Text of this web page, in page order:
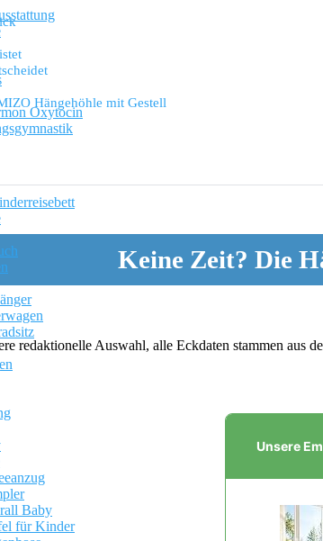
Oxytocin
Baby
für Kinder
Hängehöhle mit Gestell
Keine Zeit? Die
redaktionelle Auswahl, alle Eckdaten stammen aus
Unsere